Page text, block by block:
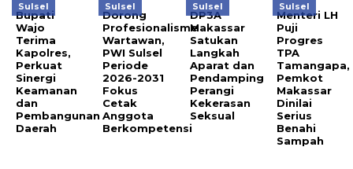
Sulsel
Bupati
Wajo
Terima
Kapolres,
Perkuat
Sinergi
Keamanan
dan
Pembangunan
Daerah
Sulsel
Dorong
Profesionalisme
Wartawan,
PWI Sulsel
Periode
2026-2031
Fokus
Cetak
Anggota
Berkompetensi
Sulsel
DP3A
Makassar
Satukan
Langkah
Aparat dan
Pendamping
Perangi
Kekerasan
Seksual
Sulsel
Menteri LH
Puji
Progres
TPA
Tamangapa,
Pemkot
Makassar
Dinilai
Serius
Benahi
Sampah